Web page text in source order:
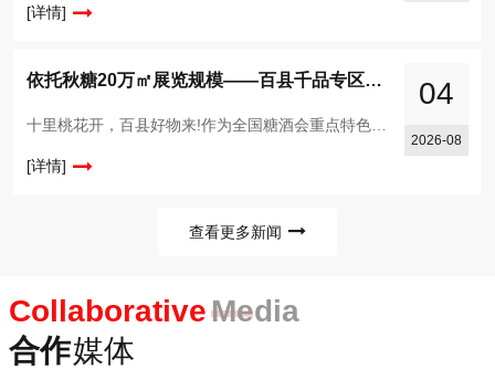
[详情]
04
2026-08
依托秋糖20万㎡展览规模——百县千品专区站在巨人的肩膀上
[详情]
查看更多新闻
CollaborativeMedia
合作媒体